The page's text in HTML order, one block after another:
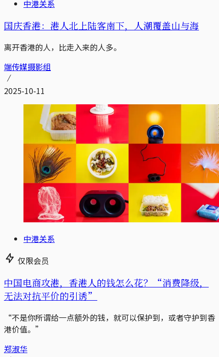
中港关系
国庆香港：港人北上陆客南下，人潮覆盖山与海
离开香港的人，比走入来的人多。
端传媒摄影组
2025-10-11
中港关系
仅限会员
中国电商攻港，香港人的钱怎么花？“消费降级，
无法对抗平价的引诱”
“不是你所谓给一点额外的钱，就可以保护到，或者守护到香
港价值。”
郑淑华